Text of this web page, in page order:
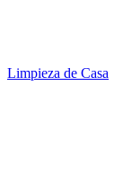
Limpieza de Casa